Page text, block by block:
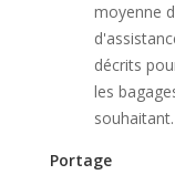
moyenne
décrits
les
souhaitant.
Portage